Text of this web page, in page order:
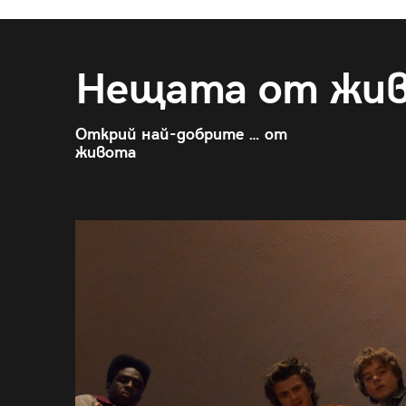
Нещата от
Открий най-добрите … от
живота